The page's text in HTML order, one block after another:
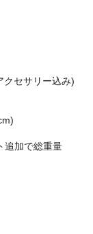
クセサリー込み)
追加で総重量